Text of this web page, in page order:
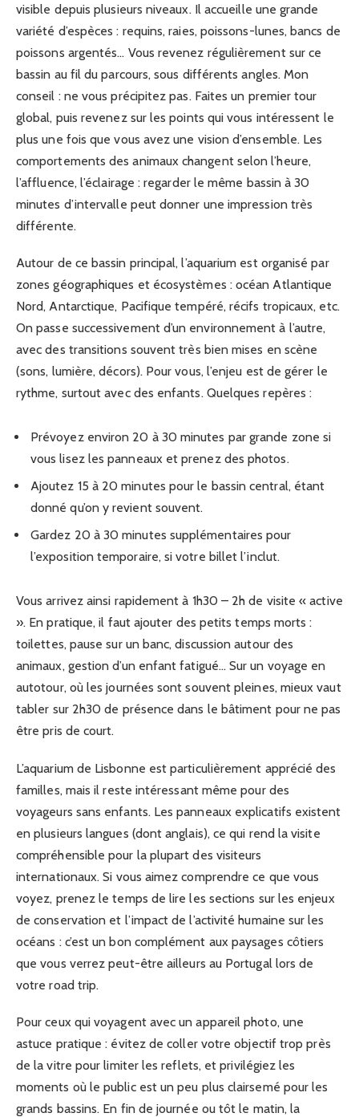
visible depuis plusieurs niveaux. Il accueille une grande
variété d’espèces : requins, raies, poissons-lunes, bancs de
poissons argentés… Vous revenez régulièrement sur ce
bassin au fil du parcours, sous différents angles. Mon
conseil : ne vous précipitez pas. Faites un premier tour
global, puis revenez sur les points qui vous intéressent le
plus une fois que vous avez une vision d’ensemble. Les
comportements des animaux changent selon l’heure,
l’affluence, l’éclairage : regarder le même bassin à 30
minutes d’intervalle peut donner une impression très
différente.
Autour de ce bassin principal, l’aquarium est organisé par
zones géographiques et écosystèmes : océan Atlantique
Nord, Antarctique, Pacifique tempéré, récifs tropicaux, etc.
On passe successivement d’un environnement à l’autre,
avec des transitions souvent très bien mises en scène
(sons, lumière, décors). Pour vous, l’enjeu est de gérer le
rythme, surtout avec des enfants. Quelques repères :
Prévoyez environ 20 à 30 minutes par grande zone si
vous lisez les panneaux et prenez des photos.
Ajoutez 15 à 20 minutes pour le bassin central, étant
donné qu’on y revient souvent.
Gardez 20 à 30 minutes supplémentaires pour
l’exposition temporaire, si votre billet l’inclut.
Vous arrivez ainsi rapidement à 1h30 – 2h de visite « active
». En pratique, il faut ajouter des petits temps morts :
toilettes, pause sur un banc, discussion autour des
animaux, gestion d’un enfant fatigué… Sur un voyage en
autotour, où les journées sont souvent pleines, mieux vaut
tabler sur 2h30 de présence dans le bâtiment pour ne pas
être pris de court.
L’aquarium de Lisbonne est particulièrement apprécié des
familles, mais il reste intéressant même pour des
voyageurs sans enfants. Les panneaux explicatifs existent
en plusieurs langues (dont anglais), ce qui rend la visite
compréhensible pour la plupart des visiteurs
internationaux. Si vous aimez comprendre ce que vous
voyez, prenez le temps de lire les sections sur les enjeux
de conservation et l’impact de l’activité humaine sur les
océans : c’est un bon complément aux paysages côtiers
que vous verrez peut-être ailleurs au Portugal lors de
votre road trip.
Pour ceux qui voyagent avec un appareil photo, une
astuce pratique : évitez de coller votre objectif trop près
de la vitre pour limiter les reflets, et privilégiez les
moments où le public est un peu plus clairsemé pour les
grands bassins. En fin de journée ou tôt le matin, la